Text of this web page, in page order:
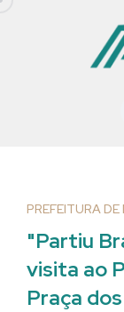
PREFEITURA
"Partiu
visita ao
Praça